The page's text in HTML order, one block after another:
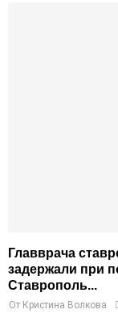
Главврача
задержали при
Ставрополь...
От Кристина Волкова